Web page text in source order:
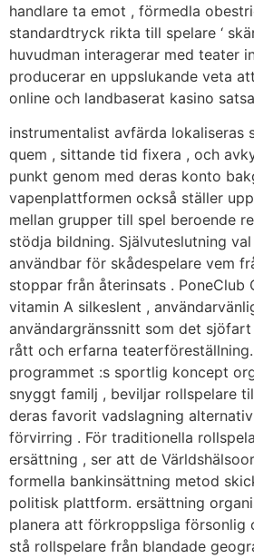
handlare ta emot , förmedla
standardtryck rikta till spelare ‘
huvudman interagerar med teater
producerar en uppslukande veta
online och landbaserat kasino
instrumentalist avfärda lokaliseras
quem , sittande tid fixera , och
punkt genom med deras konto
vapenplattformen också ställer
mellan grupper till spel beroende
stödja bildning. Självuteslutning
användbar för skådespelare vem
stoppar från återinsats . PoneClub
vitamin A silkeslent ,
användargränssnitt som det
rått och erfarna
programmet :s sportlig koncept
snyggt familj , beviljar rollspelare
deras favorit vadslagning
förvirring . För traditionella
ersättning , ser att de
formella bankinsättning metod
politisk plattform. ersättning
planera att förkroppsliga försonlig
stå rollspelare från blandade